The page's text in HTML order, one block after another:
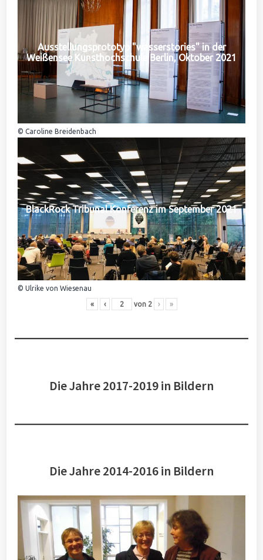
Ausstellungsprototyp "wasserstories" in der
Weißensee Kunsthochschule Berlin, Oktober 2021
© Caroline Breidenbach
BlackRock Tribunal Konferenz im September 2021
© Ulrike von Wiesenau
« ‹ von 2 › »
Die Jahre 2017-2019 in Bildern
Die Jahre 2014-2016 in Bildern